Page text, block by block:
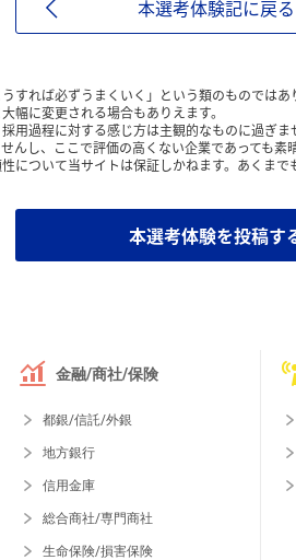
本選考体験記に戻る
すれば必ずうまくいく」という類のものでは
幅に変更される場合もありえます。
用過程に対する感じ方は主観的なものに過ぎ
んし、ここで評価の高くない企業であっても素
について当サイトは保証しかねます。あくまで
本選考体験を投稿す
金融/商社/保険
都銀/信託/外銀
地方銀行
信用金庫
総合商社/専門商社
生命保険/損害保険